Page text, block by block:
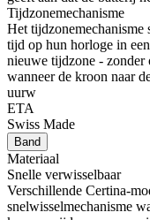
Tijdzonemechanisme
Het tijdzonemechanisme
tijd op hun horloge in
nieuwe tijdzone - zonder
wanneer de kroon naar
uurw
ETA
Swiss Made
Band
Materiaal
Snelle verwisselbaar
Verschillende Certina-
snelwisselmechanisme